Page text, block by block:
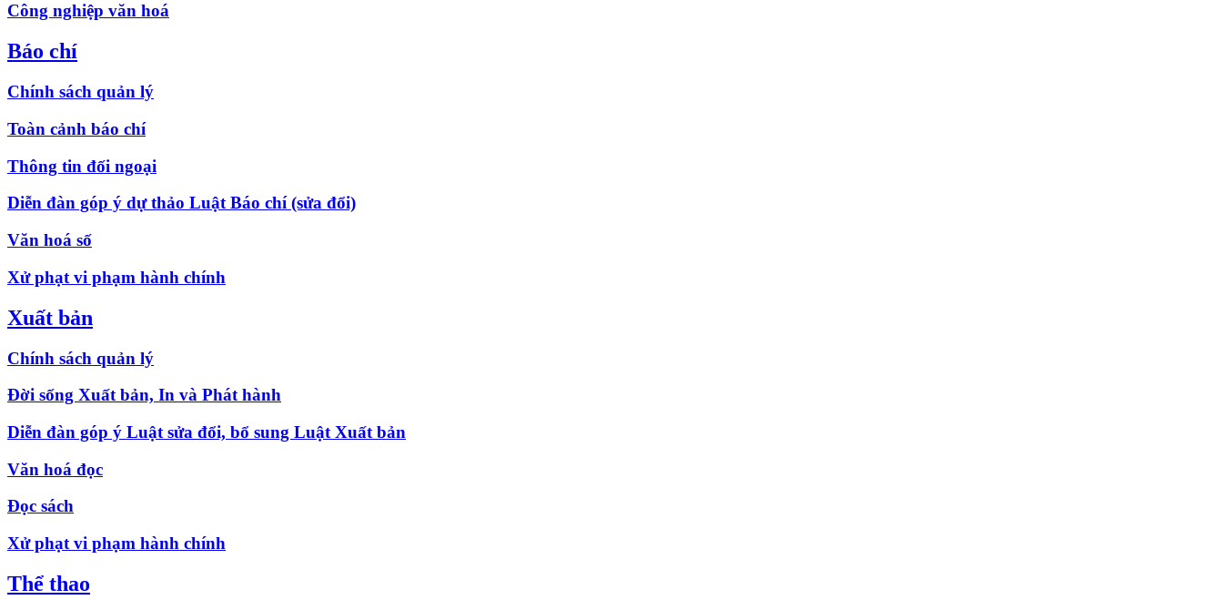
Công nghiệp văn hoá
Báo chí
Chính sách quản lý
Toàn cảnh báo chí
Thông tin đối ngoại
Diễn đàn góp ý dự thảo Luật Báo chí (sửa đổi)
Văn hoá số
Xử phạt vi phạm hành chính
Xuất bản
Chính sách quản lý
Đời sống Xuất bản, In và Phát hành
Diễn đàn góp ý Luật sửa đổi, bổ sung Luật Xuất bản
Văn hoá đọc
Đọc sách
Xử phạt vi phạm hành chính
Thể thao